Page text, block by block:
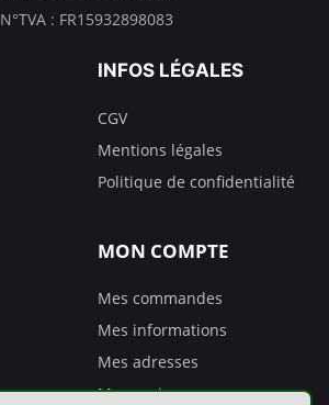
N°TVA : FR15932898083
INFOS LÉGALES
CGV
Mentions légales
Politique de confidentialité
MON COMPTE
Mes commandes
Mes informations
Mes adresses
Mes avoirs